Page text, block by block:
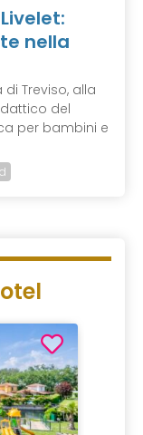
nella
Treviso, alla
del
per bambini e